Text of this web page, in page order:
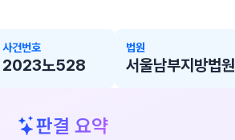
사건번호
2023노528
법원
서울남부지방법원
판결 요약